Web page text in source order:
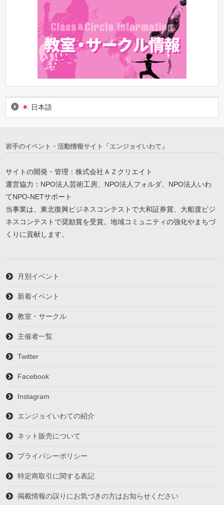
日本語
岩手のイベント・活動情報サイト「エンジョイいわて」
サイトの開発・管理：株式会社ＡＺクリエイト
運営協力：NPO法人芸術工房、NPO法人フォルダ、NPO法人いわ
てNPO-NETサポート
当事業は、東北復興ビジネスコンテストで大和証券賞、大船渡ビジ
ネスコンテストで奨励賞を受賞。地域コミュニティの強化やまちづ
くりに貢献します。
月別イベント
新着イベント
教室・サークル
主催者一覧
Twitter
Facebook
Instagram
エンジョイいわての紹介
ネット販売について
プライバシーポリシー
特定商取引に関する表記
掲載情報の誤りにお気づきの方はお知らせください